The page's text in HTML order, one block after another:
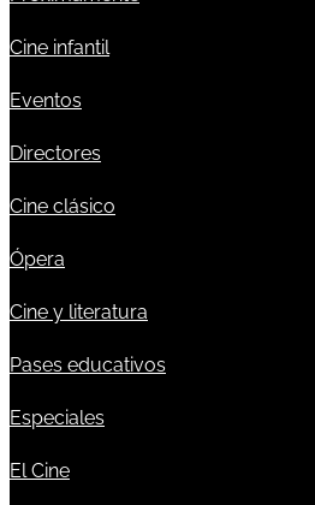
Cine infantil
Eventos
Directores
Cine clásico
Ópera
Cine y literatura
Pases educativos
Especiales
El Cine